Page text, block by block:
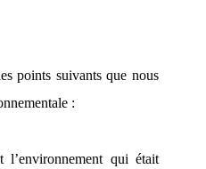
points suivants que nous
:
l’environnement qui était